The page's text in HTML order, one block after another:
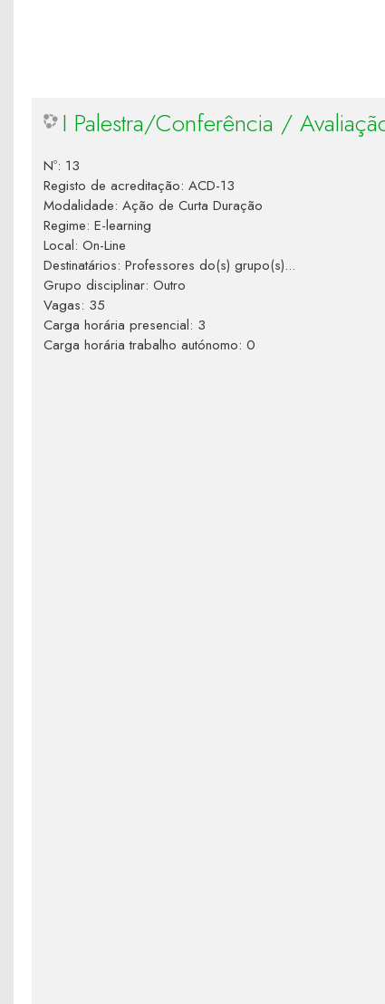
I Palestra/Conferência /
Nº: 13
Registo de acreditação: ACD-13
Modalidade: Ação de Curta Duração
Regime: E-learning
Local: On-Line
Destinatários: Professores do(s) grupo(s)...
Grupo disciplinar: Outro
Vagas: 35
Carga horária presencial: 3
Carga horária trabalho autónomo: 0